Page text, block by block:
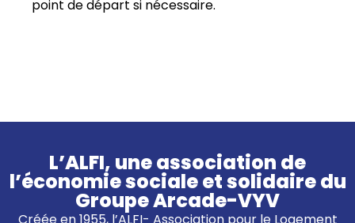
point de départ si nécessaire.
L’ALFI, une association de
l’économie sociale et solidaire du
Groupe Arcade-VYV
Créée en 1955, l’ALFI- Association pour le Logement